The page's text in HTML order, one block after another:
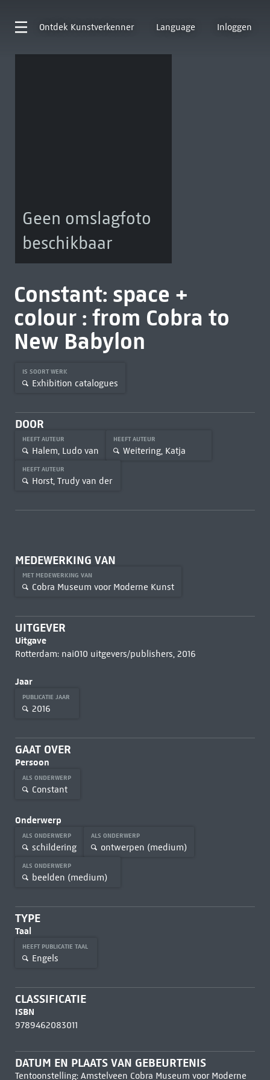
Ontdek Kunstverkenner Language Inloggen
Geen omslagfoto
beschikbaar
Constant: space +
colour : from Cobra to
New Babylon
IS SOORT WERK
Exhibition catalogues
DOOR
HEEFT AUTEUR
Halem, Ludo van
HEEFT AUTEUR
Weitering, Katja
HEEFT AUTEUR
Horst, Trudy van der
MEDEWERKING VAN
MET MEDEWERKING VAN
Cobra Museum voor Moderne Kunst
UITGEVER
Uitgave
Rotterdam: nai010 uitgevers/publishers, 2016
Jaar
PUBLICATIE JAAR
2016
GAAT OVER
Persoon
ALS ONDERWERP
Constant
Onderwerp
ALS ONDERWERP
schildering
ALS ONDERWERP
ontwerpen (medium)
ALS ONDERWERP
beelden (medium)
TYPE
Taal
HEEFT PUBLICATIE TAAL
Engels
CLASSIFICATIE
ISBN
9789462083011
DATUM EN PLAATS VAN GEBEURTENIS
Tentoonstelling: Amstelveen Cobra Museum voor Moderne